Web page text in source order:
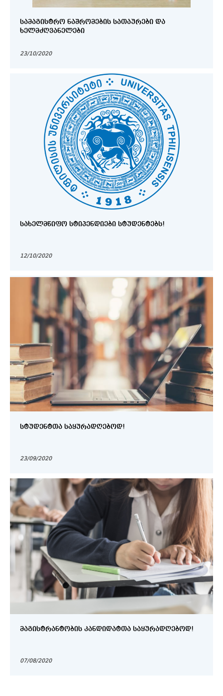
ᲡᲐᲛᲐᲒᲘᲡᲢᲠᲝ ᲜᲐᲨᲠᲝᲛᲔᲑᲘᲡ ᲡᲐᲗᲐᲣᲠᲔᲑᲘ ᲓᲐ
ᲮᲔᲚᲛᲫᲦᲕᲐᲜᲔᲚᲔᲑᲘ
23/10/2020
ᲡᲐᲮᲔᲚᲛᲬᲘᲤᲝ ᲡᲢᲘᲞᲔᲜᲓᲘᲔᲑᲘ ᲡᲢᲣᲓᲔᲜᲢᲔᲑᲡ!
12/10/2020
ᲡᲢᲣᲓᲔᲜᲢᲗᲐ ᲡᲐᲧᲣᲠᲐᲓᲦᲔᲑᲝᲓ!
23/09/2020
ᲛᲐᲒᲘᲡᲢᲠᲐᲜᲢᲝᲑᲘᲡ ᲙᲐᲜᲓᲘᲓᲐᲢᲗᲐ ᲡᲐᲧᲣᲠᲐᲓᲦᲔᲑᲝᲓ!
07/08/2020